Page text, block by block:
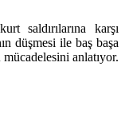
saldırılarına karşı
düşmesi ile baş başa
anlatıyor.